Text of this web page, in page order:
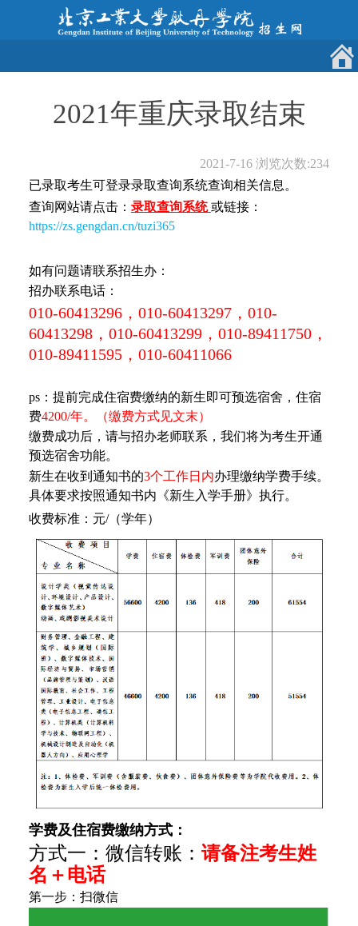
2021年重庆录取结束
2021-7-16浏览次数:234
已录取考生可登录录取查询系统查询相关信息。
查询网站请点击： 录取查询系统 或链接：
https://zs.gengdan.cn/tuzi365
如有问题请联系招生办：
招办联系电话：
010-60413296，010-60413297，010-
60413298，010-60413299，010-89411750，
010-89411595，010-60411066
ps：提前完成住宿费缴纳的新生即可预选宿舍，住宿
费4200/年。（缴费方式见文末）
缴费成功后，请与招办老师联系，我们将为考生开通
预选宿舍功能。
新生在收到通知书的3个工作日内办理缴纳学费手续。
具体要求按照通知书内《新生入学手册》执行。
收费标准：元/（学年）
学费及住宿费缴纳方式：
方式一：微信转账： 请备注考生姓
名＋电话
第一步：扫微信